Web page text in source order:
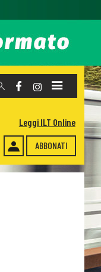
ABBONATI
Leggi ILT Online